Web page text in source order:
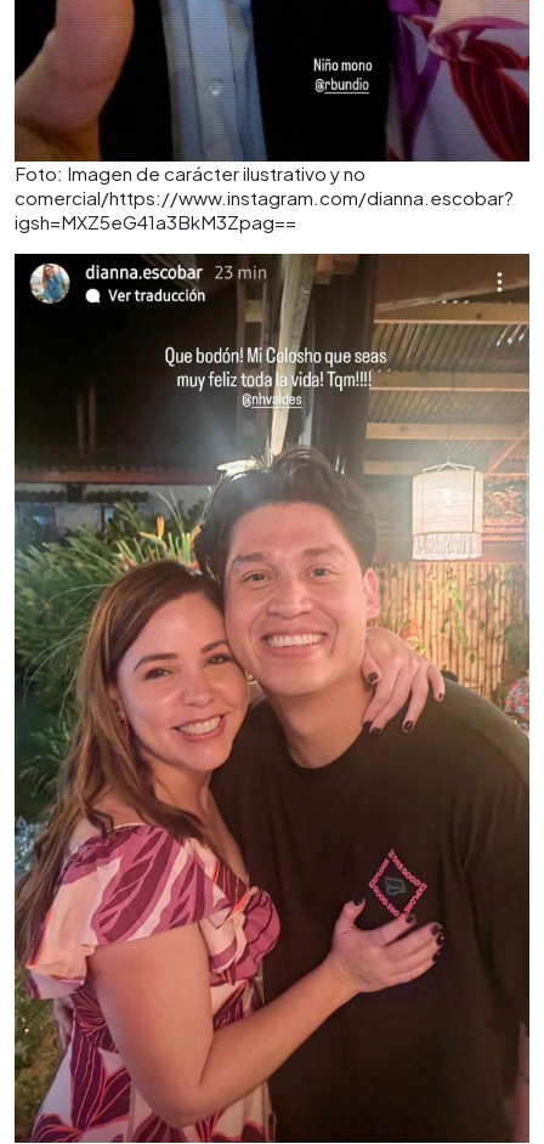
Foto: Imagen de carácter ilustrativo y no
comercial/https://www.instagram.com/dianna.escobar?
igsh=MXZ5eG41a3BkM3Zpag==